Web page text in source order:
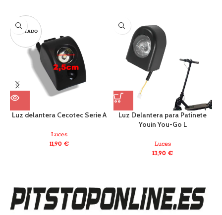
AGOTADO
Luz delantera Cecotec Serie A
Luces
11,90 €
Luz Delantera para Patinete
Youin You-Go L
Luces
13,90€